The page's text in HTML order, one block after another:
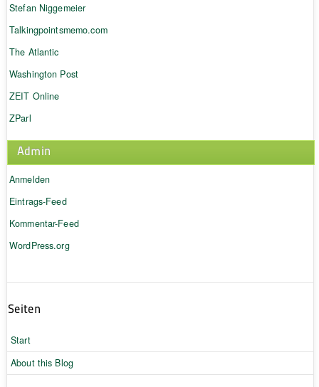
Stefan Niggemeier
Talkingpointsmemo.com
The Atlantic
Washington Post
ZEIT Online
ZParl
Admin
Anmelden
Eintrags-Feed
Kommentar-Feed
WordPress.org
Seiten
Start
About this Blog